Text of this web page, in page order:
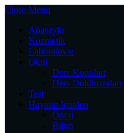
Close Menu
Anasayfa
Kozmetik
Laboratuvar
Okul
Ders Konuları
Ders Dokümanları
Test
Hayatın İçinden
Öneri
Bilim